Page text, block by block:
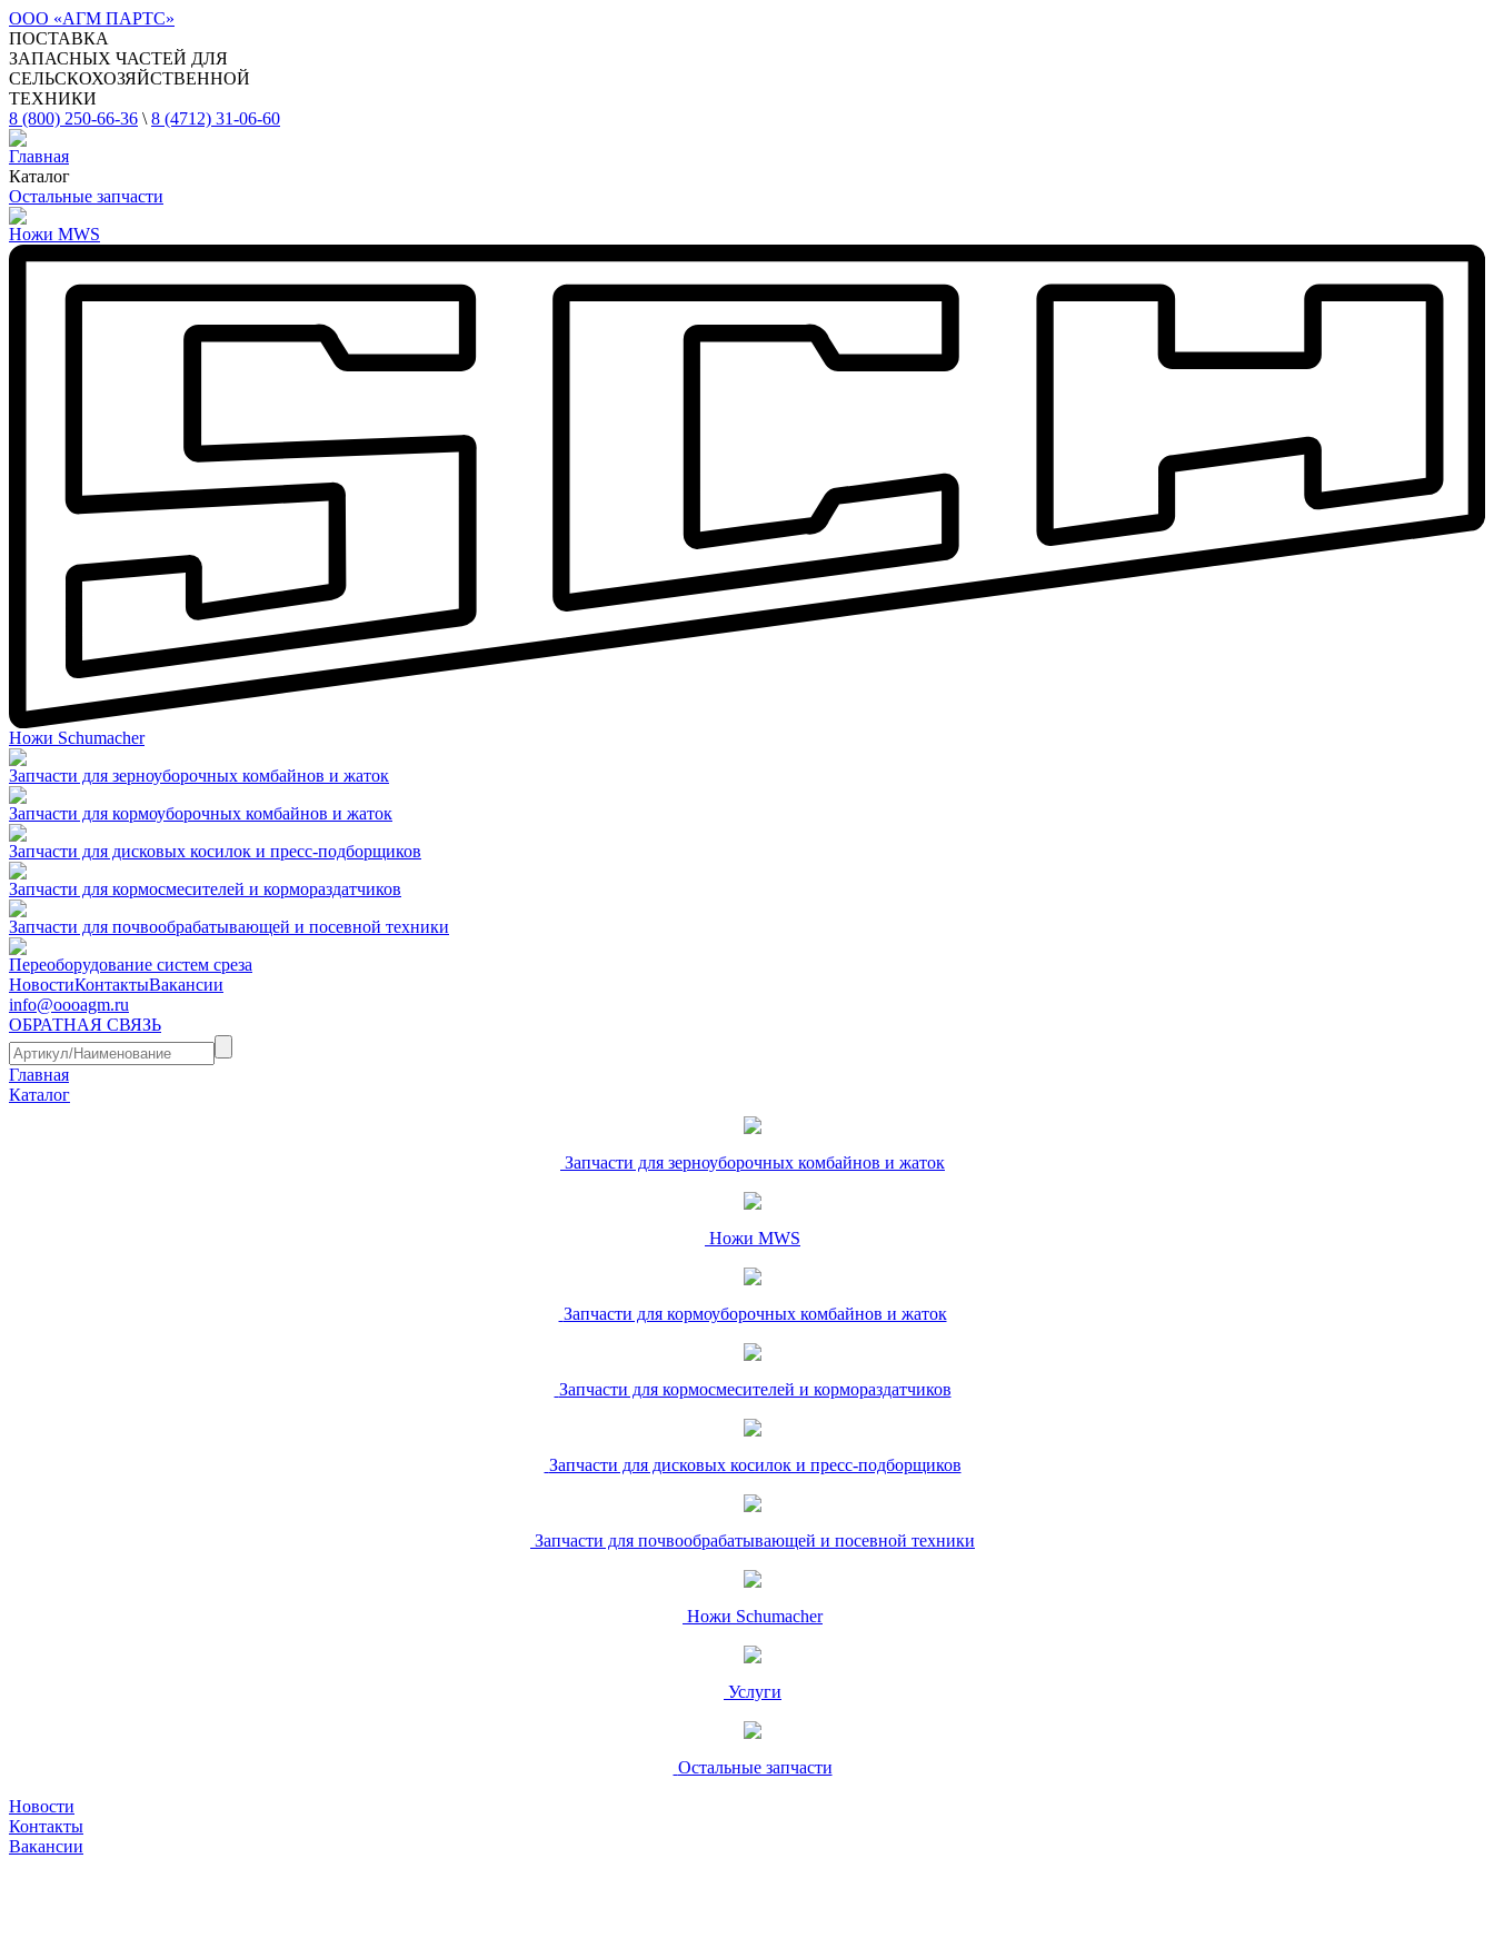
ООО «АГМ ПАРТС»
ПОСТАВКА
ЗАПАСНЫХ ЧАСТЕЙ ДЛЯ
СЕЛЬСКОХОЗЯЙСТВЕННОЙ
ТЕХНИКИ
8 (800) 250-66-36 \ 8 (4712) 31-06-60
Главная
Каталог
Остальные запчасти
Ножи MWS
Ножи Schumacher
Запчасти для зерноуборочных комбайнов и жаток
Запчасти для кормоуборочных комбайнов и жаток
Запчасти для дисковых косилок и пресс-подборщиков
Запчасти для кормосмесителей и кормораздатчиков
Запчасти для почвообрабатывающей и посевной техники
Переоборудование систем среза
НовостиКонтактыВакансии
info@oooagm.ru
ОБРАТНАЯ СВЯЗЬ
Главная
Каталог
Запчасти для зерноуборочных комбайнов и жаток
Ножи MWS
Запчасти для кормоуборочных комбайнов и жаток
Запчасти для кормосмесителей и кормораздатчиков
Запчасти для дисковых косилок и пресс-подборщиков
Запчасти для почвообрабатывающей и посевной техники
Ножи Schumacher
Услуги
Остальные запчасти
Новости
Контакты
Вакансии